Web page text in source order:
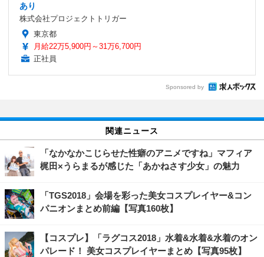
あり
株式会社プロジェクトトリガー
東京都
月給22万5,900円～31万6,700円
正社員
Sponsored by
関連ニュース
「なかなかこじらせた性癖のアニメですね」マフィア
梶田×うらまるが感じた「あかねさす少女」の魅力
「TGS2018」会場を彩った美女コスプレイヤー&コン
パニオンまとめ前編【写真160枚】
【コスプレ】「ラグコス2018」水着&水着&水着のオン
パレード！ 美女コスプレイヤーまとめ【写真95枚】